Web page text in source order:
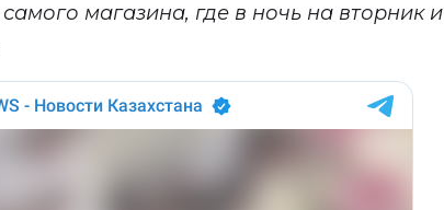
самого магазина, где в ночь на вторник и